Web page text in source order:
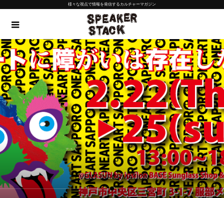
様々な視点で情報を発信するカルチャーマガジン
EVENT INFORMATION